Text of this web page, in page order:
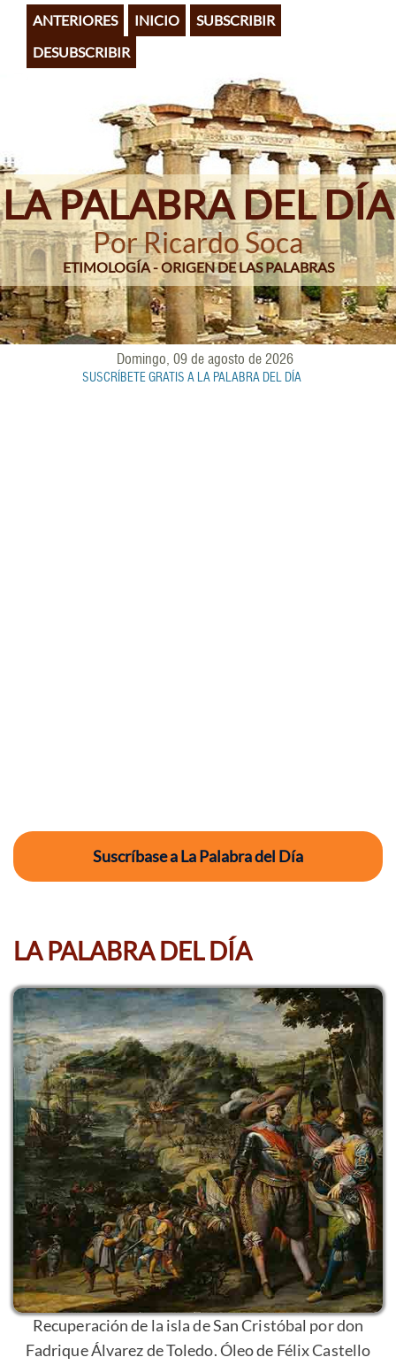
Pasar
contenido
principal
ANTERIORES INICIO
SUBSCRIBIR
DESUBSCRIBIR
LA PALABRA DEL DÍA
Por Ricardo Soca
ETIMOLOGÍA - ORIGEN DE LAS PALABRAS
Domingo, 09 de agosto de 2026
SUSCRÍBETE GRATIS A LA PALABRA DEL DÍA
Suscríbase a La Palabra del Día
LA PALABRA DEL DÍA
Recuperación de la isla de San Cristóbal por don
Fadrique Álvarez de Toledo. Óleo de Félix Castello